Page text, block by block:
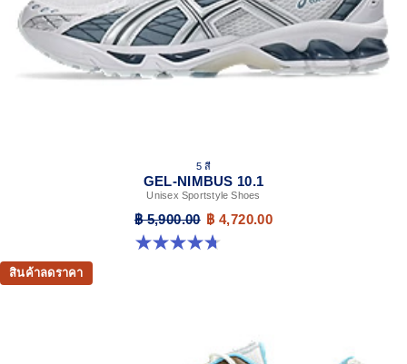
5 สี
GEL-NIMBUS 10.1
Unisex Sportstyle Shoes
฿ 5,900.00 ฿ 4,720.00
4.7 จาก 5 ดาว 305 รีวิว
สินค้าลดราคา